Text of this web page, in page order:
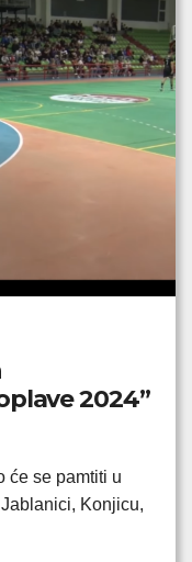
2024”
će se pamtiti u
Konjicu,